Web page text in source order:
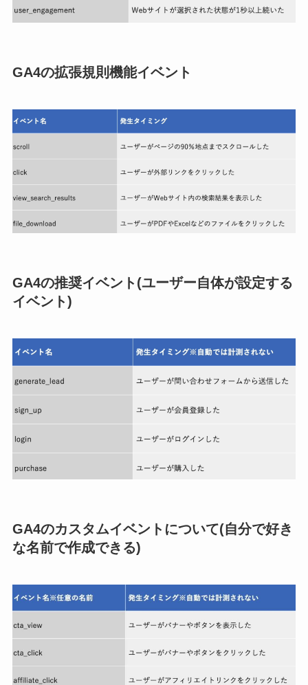
GA4の拡張規則機能イベント
GA4の推奨イベント(ユーザー自体が設定する
イベント)
GA4のカスタムイベントについて(自分で好き
な名前で作成できる)